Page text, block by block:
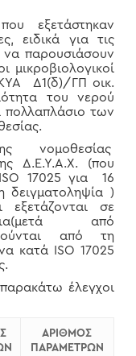
εξετάστηκαν
ειδικά για τις
να παρουσιάσουν
μικροβιολογικοί
ΚΥΑ Δ1(δ)/ΓΠ οικ.
του νερού
πολλαπλάσιο των
νομοθεσίας
Δ.Ε.Υ.Α.Χ. (που
ISO 17025 για 16
)
εξετάζονται σε
από
από τη
κατά ISO 17025
έλεγχοι
ΑΡΙΘΜΟΣ
ΠΑΡΑΜΕΤΡΩΝ